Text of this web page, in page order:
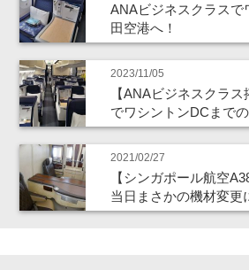
ANAビジネスクラスで
田空港へ！
2023/11/05
【ANAビジネスクラ
でワシントンDCまで
2021/02/27
【シンガポール航空
当日まさかの機材変更